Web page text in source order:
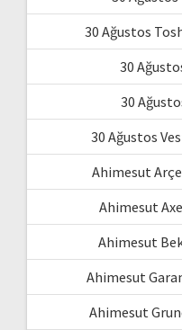
30 Ağustos
30
30
30 Ağustos
Ahimesut
Ahimesut
Ahimesut
Ahimesut
Ahimesut